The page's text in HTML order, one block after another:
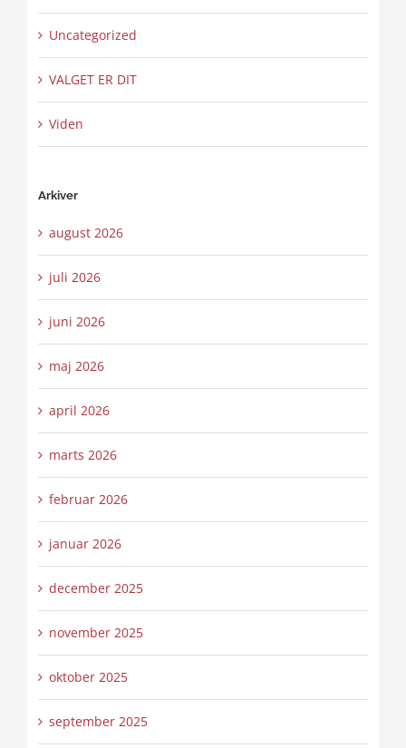
Uncategorized
VALGET ER DIT
Viden
Arkiver
august 2026
juli 2026
juni 2026
maj 2026
april 2026
marts 2026
februar 2026
januar 2026
december 2025
november 2025
oktober 2025
september 2025